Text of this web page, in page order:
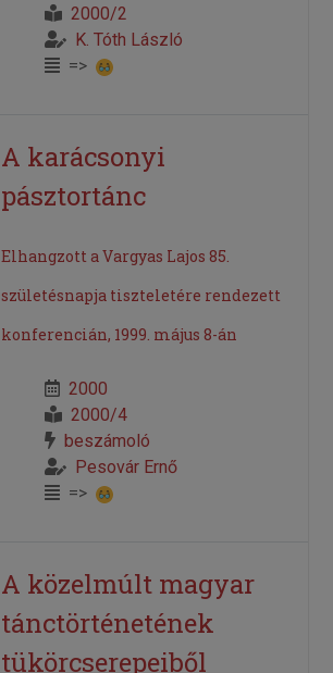
2000/2
K. Tóth László
=>
A karácsonyi
pásztortánc
Elhangzott a Vargyas Lajos 85.
születésnapja tiszteletére rendezett
konferencián, 1999. május 8-án
2000
2000/4
beszámoló
Pesovár Ernő
=>
A közelmúlt magyar
tánctörténetének
tükörcserepeiből